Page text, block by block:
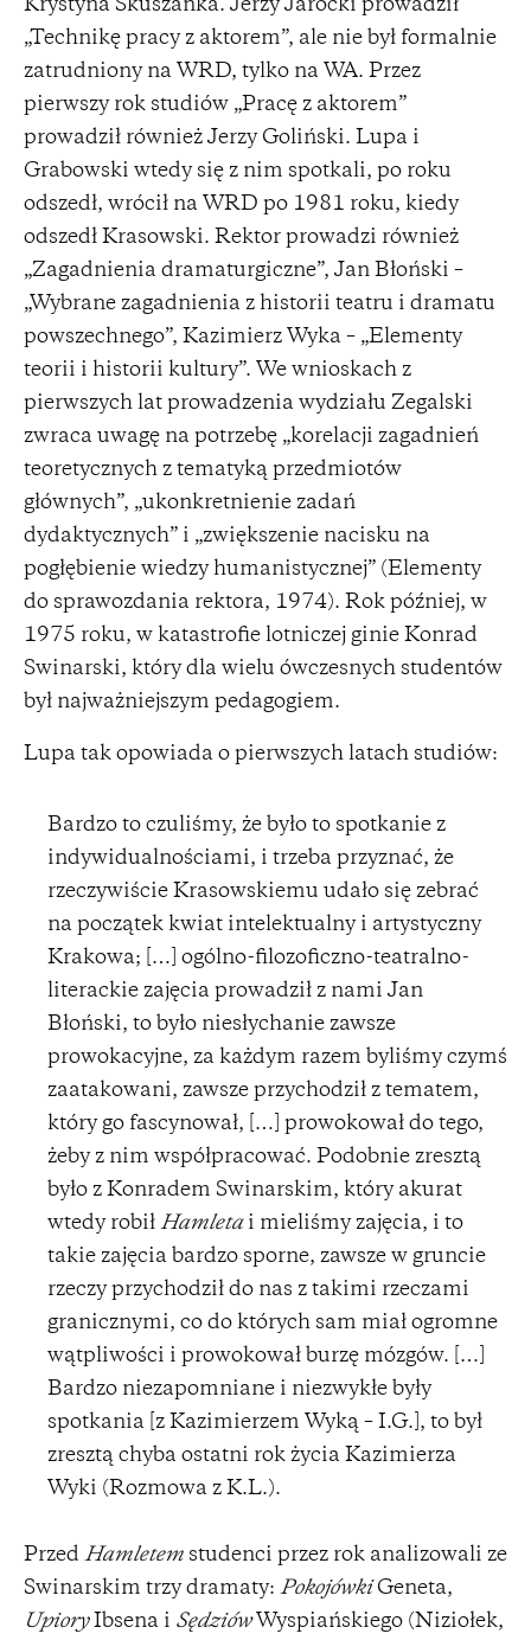
Krystyna Skuszanka. Jerzy Jarocki prowadził
„Technikę pracy z aktorem”, ale nie był formalnie
zatrudniony na WRD, tylko na WA. Przez
pierwszy rok studiów „Pracę z aktorem”
prowadził również Jerzy Goliński. Lupa i
Grabowski wtedy się z nim spotkali, po roku
odszedł, wrócił na WRD po 1981 roku, kiedy
odszedł Krasowski. Rektor prowadzi również
„Zagadnienia dramaturgiczne”, Jan Błoński –
„Wybrane zagadnienia z historii teatru i dramatu
powszechnego”, Kazimierz Wyka – „Elementy
teorii i historii kultury”. We wnioskach z
pierwszych lat prowadzenia wydziału Zegalski
zwraca uwagę na potrzebę „korelacji zagadnień
teoretycznych z tematyką przedmiotów
głównych”, „ukonkretnienie zadań
dydaktycznych” i „zwiększenie nacisku na
pogłębienie wiedzy humanistycznej” (Elementy
do sprawozdania rektora, 1974). Rok później, w
1975 roku, w katastrofie lotniczej ginie Konrad
Swinarski, który dla wielu ówczesnych studentów
był najważniejszym pedagogiem.
Lupa tak opowiada o pierwszych latach studiów:
Bardzo to czuliśmy, że było to spotkanie z
indywidualnościami, i trzeba przyznać, że
rzeczywiście Krasowskiemu udało się zebrać
na początek kwiat intelektualny i artystyczny
Krakowa; […] ogólno-filozoficzno-teatralno-
literackie zajęcia prowadził z nami Jan
Błoński, to było niesłychanie zawsze
prowokacyjne, za każdym razem byliśmy czymś
zaatakowani, zawsze przychodził z tematem,
który go fascynował, […] prowokował do tego,
żeby z nim współpracować. Podobnie zresztą
było z Konradem Swinarskim, który akurat
wtedy robił Hamletai mieliśmy zajęcia, i to
takie zajęcia bardzo sporne, zawsze w gruncie
rzeczy przychodził do nas z takimi rzeczami
granicznymi, co do których sam miał ogromne
wątpliwości i prowokował burzę mózgów. […]
Bardzo niezapomniane i niezwykłe były
spotkania [z Kazimierzem Wyką – I.G.], to był
zresztą chyba ostatni rok życia Kazimierza
Wyki (Rozmowa z K.L.).
Przed Hamletem studenci przez rok analizowali ze
Swinarskim trzy dramaty: PokojówkiGeneta,
UpioryIbsena i SędziówWyspiańskiego (Niziołek,